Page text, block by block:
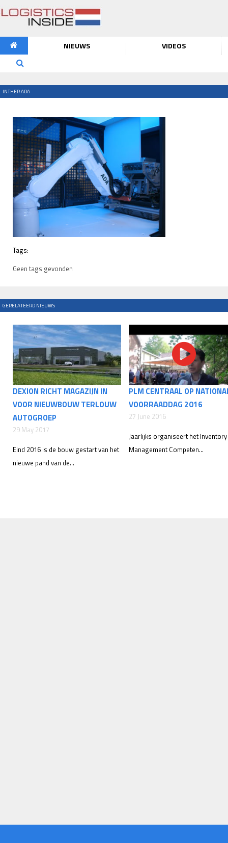
NIEUWS VIDEOS
INTHER ADA
Tags:
Geen tags gevonden
GERELATEERD NIEUWS
DEXION RICHT MAGAZIJN IN
VOOR NIEUWBOUW TERLOUW
AUTOGROEP
29 May 2017
Eind 2016 is de bouw gestart van het
nieuwe pand van de...
PLM CENTRAAL OP
VOORRAADDAG 2016
27 June 2016
Jaarlijks organiseert het Inventory
Management Competen...